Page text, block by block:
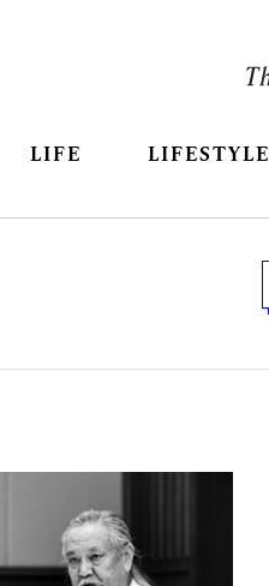
LIFE LIFESTYLE